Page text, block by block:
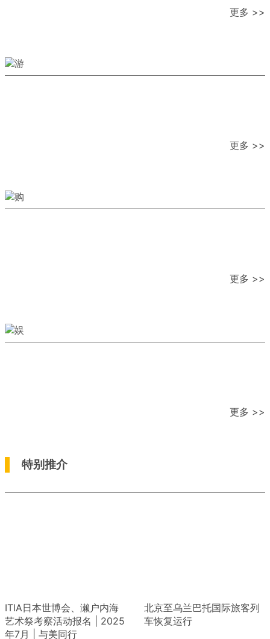
更多 >>
更多 >>
更多 >>
更多 >>
特别推介
ITIA日本世博会、濑户内海
艺术祭考察活动报名 | 2025
年7月 | 与美同行
北京至乌兰巴托国际旅客列
车恢复运行